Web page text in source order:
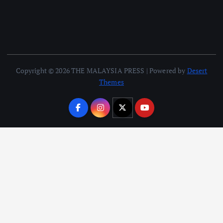
Copyright © 2026 THE MALAYSIA PRESS | Powered by Desert
Themes